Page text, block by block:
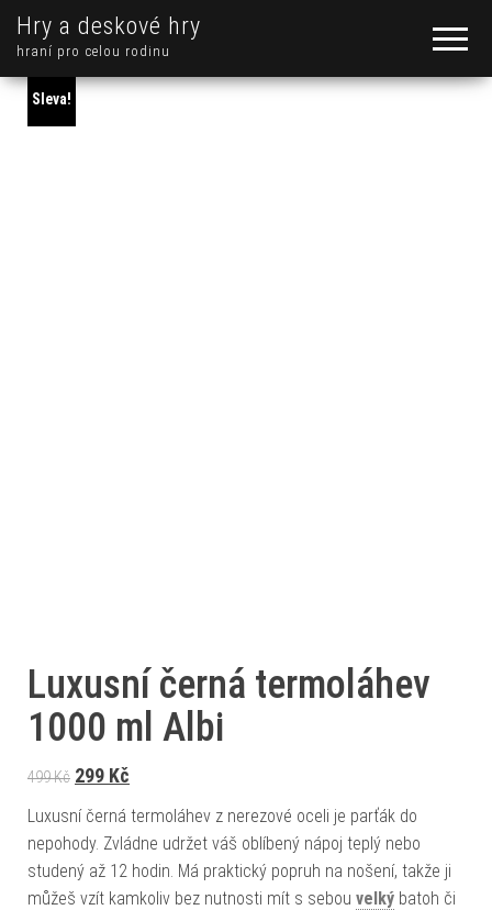
Hry a deskové hry
hraní pro celou rodinu
Sleva!
Luxusní černá termoláhev
1000 ml Albi
499Kč Původní cena byla: 499 Kč.
299 Kč
Luxusní černá termoláhev z nerezové oceli je parťák do
nepohody. Zvládne udržet váš oblíbený nápoj teplý nebo
studený až 12 hodin. Má praktický popruh na nošení, takže ji
můžeš vzít kamkoliv bez nutnosti mít s sebou velký batoh či